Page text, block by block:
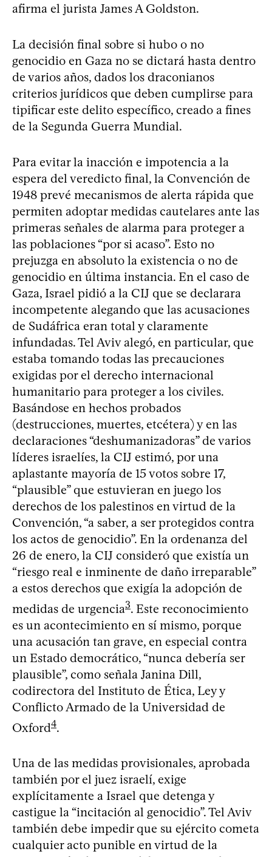
afirma el jurista James A Goldston.
La decisión final sobre si hubo o no
genocidio en Gaza no se dictará hasta dentro
de varios años, dados los draconianos
criterios jurídicos que deben cumplirse para
tipificar este delito específico, creado a fines
de la Segunda Guerra Mundial.
Para evitar la inacción e impotencia a la
espera del veredicto final, la Convención de
1948 prevé mecanismos de alerta rápida que
permiten adoptar medidas cautelares ante las
primeras señales de alarma para proteger a
las poblaciones “por si acaso”. Esto no
prejuzga en absoluto la existencia o no de
genocidio en última instancia. En el caso de
Gaza, Israel pidió a la CIJ que se declarara
incompetente alegando que las acusaciones
de Sudáfrica eran total y claramente
infundadas. Tel Aviv alegó, en particular, que
estaba tomando todas las precauciones
exigidas por el derecho internacional
humanitario para proteger a los civiles.
Basándose en hechos probados
(destrucciones, muertes, etcétera) y en las
declaraciones “deshumanizadoras” de varios
líderes israelíes, la CIJ estimó, por una
aplastante mayoría de 15 votos sobre 17,
“plausible” que estuvieran en juego los
derechos de los palestinos en virtud de la
Convención, “a saber, a ser protegidos contra
los actos de genocidio”. En la ordenanza del
26 de enero, la CIJ consideró que existía un
“riesgo real e inminente de daño irreparable”
a estos derechos que exigía la adopción de
medidas de urgencia3. Este reconocimiento
es un acontecimiento en sí mismo, porque
una acusación tan grave, en especial contra
un Estado democrático, “nunca debería ser
plausible”, como señala Janina Dill,
codirectora del Instituto de Ética, Ley y
Conflicto Armado de la Universidad de
Oxford4.
Una de las medidas provisionales, aprobada
también por el juez israelí, exige
explícitamente a Israel que detenga y
castigue la “incitación al genocidio”. Tel Aviv
también debe impedir que su ejército cometa
cualquier acto punible en virtud de la